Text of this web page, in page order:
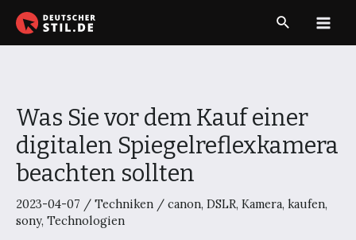
Zum
Inhalt
Suche
Was Sie vor dem Kauf einer
digitalen Spiegelreflexkamera
beachten sollten
2023-04-07 / Techniken / canon, DSLR, Kamera, kaufen,
sony, Technologien